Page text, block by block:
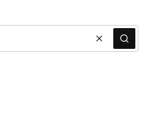
WyczyśćSzukaj